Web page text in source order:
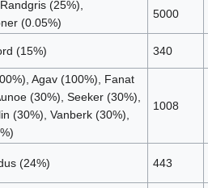
(25%),
(0.05%)
5000
(15%) 340
Agav (100%), Fanat
(30%), Seeker (30%),
(30%), Vanberk (30%),
1008
(24%) 443